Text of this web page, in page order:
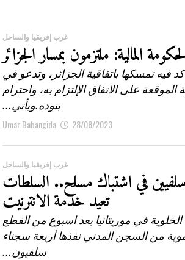
غرب إفريقيا والساحل
المالية: ملتزمون بمسار الجزائر
فيه تمسكها باتفاقية الجزائر، وتدعو في
الموقعة على الاتفاق الإلتزام به، واحترام
بنوده.ويأتي...
Umar Babangida 28/08/2023
غرب إفريقيا والساحل
سلفيين في اشتباك مسلح.. السلطات
تعيد خدمة الانترنيت
في موريتانيا بعد اسبوع من القطع
من السجن المدني نفذها أربعة سجناء
سلفيون...